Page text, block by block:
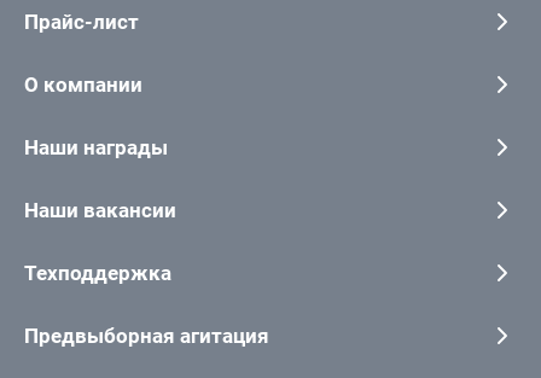
Прайс-лист
О компании
Наши награды
Наши вакансии
Техподдержка
Предвыборная агитация